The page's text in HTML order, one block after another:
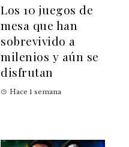
Los 10 juegos de
mesa que han
sobrevivido a
milenios y aún se
disfrutan
Hace 1 semana